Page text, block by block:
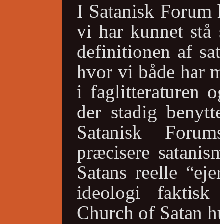
I Satanisk Forum
vi har kunnet
definitionen af
hvor vi både har
i faglitteraturen
der stadig
Satanisk
præcisere
Satans reelle
ideologi
Church of Satan